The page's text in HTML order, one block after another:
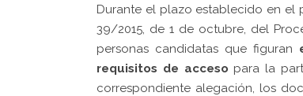
Durante el plazo establecido en el
39/2015, de 1 de octubre, del
personas candidatas que figuran
requisitos de acceso para la
correspondiente alegación, los